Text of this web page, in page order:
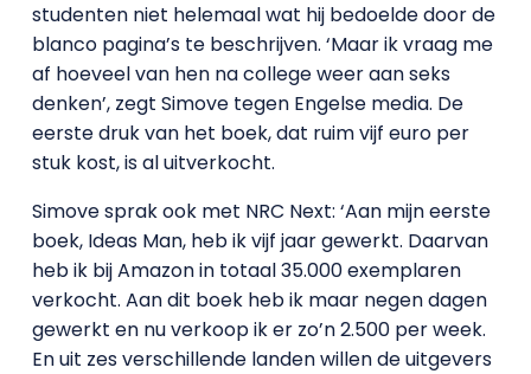
studenten niet helemaal wat hij bedoelde door de
blanco pagina’s te beschrijven. ‘Maar ik vraag me
af hoeveel van hen na college weer aan seks
denken’, zegt Simove tegen Engelse media. De
eerste druk van het boek, dat ruim vijf euro per
stuk kost, is al uitverkocht.
Simove sprak ook met NRC Next: ‘Aan mijn eerste
boek, Ideas Man, heb ik vijf jaar gewerkt. Daarvan
heb ik bij Amazon in totaal 35.000 exemplaren
verkocht. Aan dit boek heb ik maar negen dagen
gewerkt en nu verkoop ik er zo’n 2.500 per week.
En uit zes verschillende landen willen de uitgevers